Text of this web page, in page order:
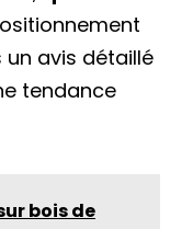
avis détaillé
tendance
bois de